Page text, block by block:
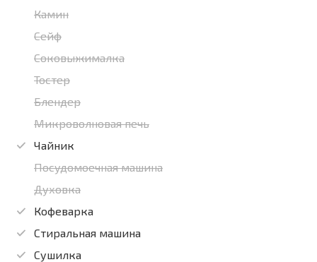
Камин
Сейф
Соковыжималка
Тостер
Блендер
Микроволновая печь
Чайник
Посудомоечная машина
Духовка
Кофеварка
Стиральная машина
Сушилка